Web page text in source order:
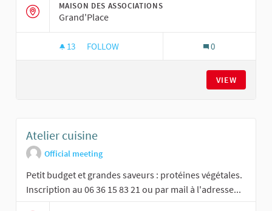
MAISON DES ASSOCIATIONS
Grand'Place
13 13 FOLLOWERS
FOLLOW 0
VIEW
Atelier cuisine
Official meeting
Petit budget et grandes saveurs : protéines végétales.
Inscription au 06 36 15 83 21 ou par mail à l'adresse...